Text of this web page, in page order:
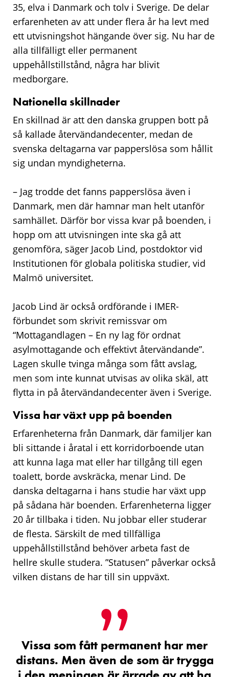
35, elva i Danmark och tolv i Sverige. De delar
erfarenheten av att under flera år ha levt med
ett utvisningshot hängande över sig. Nu har de
alla tillfälligt eller permanent
uppehållstillstånd, några har blivit
medborgare.
Nationella skillnader
En skillnad är att den danska gruppen bott på
så kallade återvändandecenter, medan de
svenska deltagarna var papperslösa som hållit
sig undan myndigheterna.
– Jag trodde det fanns papperslösa även i
Danmark, men där hamnar man helt utanför
samhället. Därför bor vissa kvar på boenden, i
hopp om att utvisningen inte ska gå att
genomföra, säger Jacob Lind, postdoktor vid
Institutionen för globala politiska studier, vid
Malmö universitet.
Jacob Lind är också ordförande i IMER-
förbundet som skrivit remissvar om
“Mottagandlagen – En ny lag för ordnat
asylmottagande och effektivt återvändande”.
Lagen skulle tvinga många som fått avslag,
men som inte kunnat utvisas av olika skäl, att
flytta in på återvändandecenter även i Sverige.
Vissa har växt upp på boenden
Erfarenheterna från Danmark, där familjer kan
bli sittande i åratal i ett korridorboende utan
att kunna laga mat eller har tillgång till egen
toalett, borde avskräcka, menar Lind. De
danska deltagarna i hans studie har växt upp
på sådana här boenden. Erfarenheterna ligger
20 år tillbaka i tiden. Nu jobbar eller studerar
de flesta. Särskilt de med tillfälliga
uppehållstillstånd behöver arbeta fast de
hellre skulle studera. ”Statusen” påverkar också
vilken distans de har till sin uppväxt.
Vissa som fått permanent har mer
distans. Men även de som är trygga